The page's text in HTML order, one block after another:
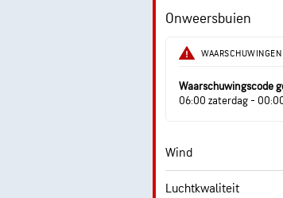
Vochtigheid
Dauwpunt
Onweersbuien
WAARSCHUWINGEN
Waarschuwingscode
06:00 zaterdag -
Wind
Luchtkwaliteit